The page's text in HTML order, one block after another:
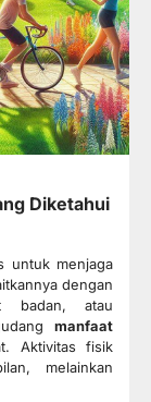
Diketahui
untuk menjaga
dengan
badan, atau
manfaat
Aktivitas fisik
melainkan